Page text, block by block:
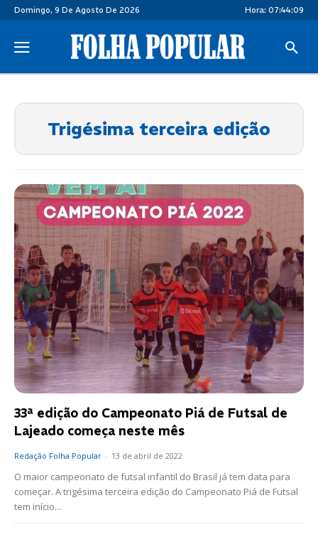
Domingo, 9 De Agosto De 2026 Hora:07:44:10
Trigésima terceira edição
33ª edição do Campeonato Piá de Futsal de
Lajeado começa neste mês
Redação Folha Popular - 13 de abril de 2022
O maior campeonato de futsal infantil do Brasil já tem data para
começar. A trigésima terceira edição do Campeonato Piá de Futsal
tem início...